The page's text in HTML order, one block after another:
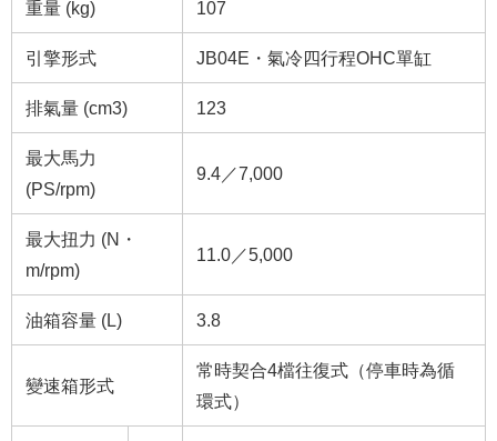
重量 (kg) 107
引擎形式 JB04E・氣冷四行程OHC單缸
排氣量 (cm3) 123
最大馬力
(PS/rpm)
9.4／7,000
最大扭力 (N・
m/rpm)
11.0／5,000
油箱容量 (L) 3.8
變速箱形式
常時契合4檔往復式（停車時為循
環式）